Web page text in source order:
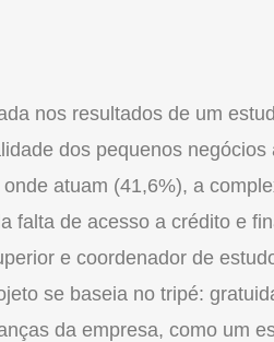
nos resultados de um
dos pequenos
atuam (41,6%), a
falta de acesso a crédito e
e coordenador de
se baseia no tripé:
da empresa, como um